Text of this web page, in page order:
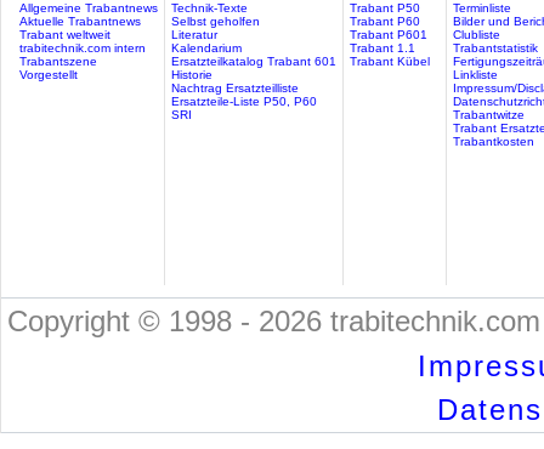
Allgemeine Trabantnews
Aktuelle Trabantnews
Trabant weltweit
trabitechnik.com intern
Trabantszene
Vorgestellt
Technik-Texte
Selbst geholfen
Literatur
Kalendarium
Ersatzteilkatalog Trabant 601
Historie
Nachtrag Ersatzteilliste
Ersatzteile-Liste P50, P60
SRI
Trabant P50
Trabant P60
Trabant P601
Trabant 1.1
Trabant Kübel
Terminliste
Bilder und
Clubliste
Trabantstatistik
Linkliste
Impressum/
Trabantwitze
Trabant
Trabantkosten
Copyright © 1998 - 2026